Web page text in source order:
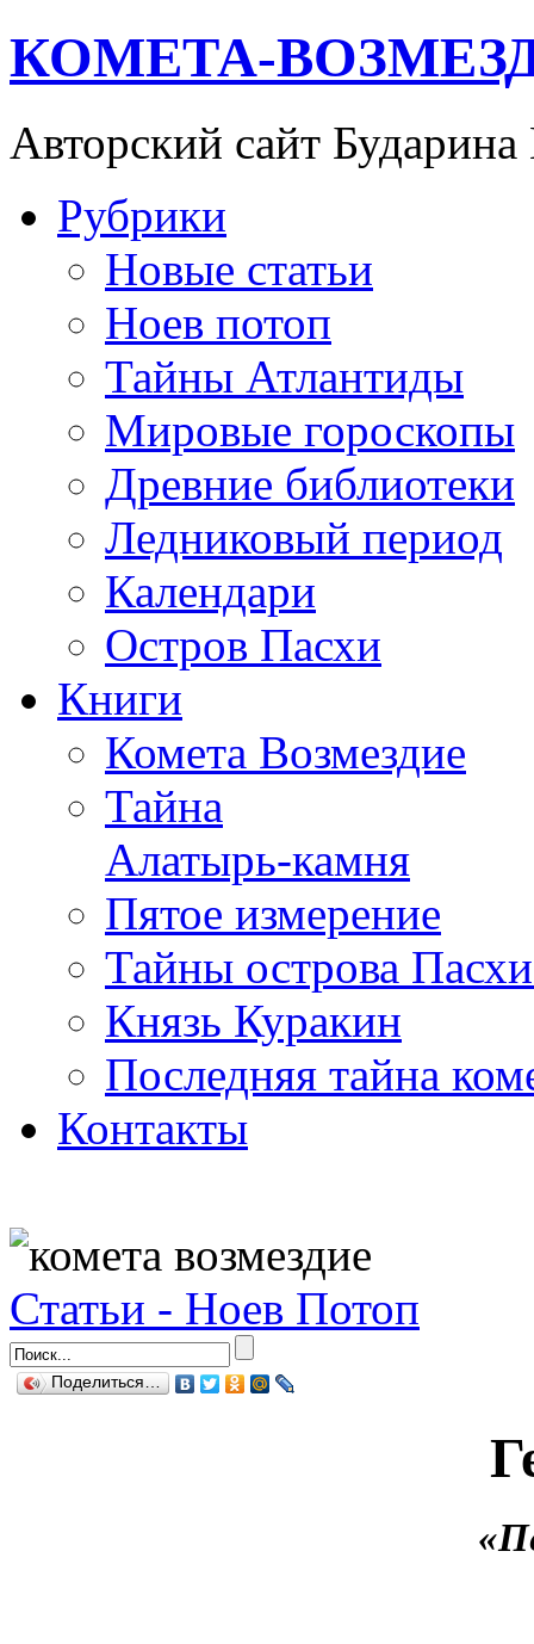
КОМЕТА-
Авторский сайт
Рубрики
Новые статьи
Ноев потоп
Тайны Атлантиды
Мировые гороскопы
Древние библиотеки
Ледниковый период
Календари
Остров Пасхи
Книги
Комета Возмездие
Тайна
Алатырь-камня
Пятое измерение
Тайны острова
Князь Куракин
Последняя тайна
Контакты
Статьи - Ноев Потоп
Поделиться…